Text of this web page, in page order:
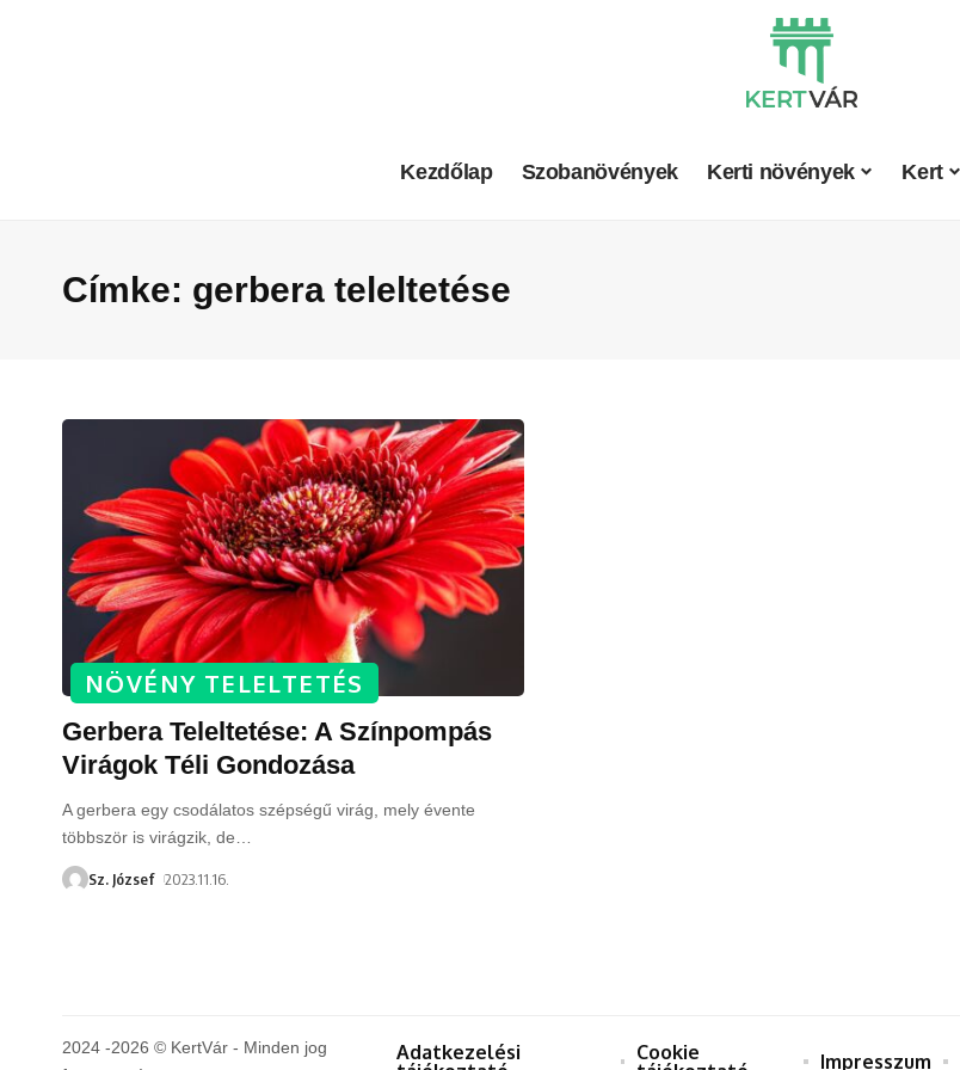
Kezdőlap Szobanövények Kerti növények Kert
Címke: gerbera teleltetése
NÖVÉNY TELELTETÉS
Gerbera Teleltetése: A Színpompás
Virágok Téli Gondozása
A gerbera egy csodálatos szépségű virág, mely évente
többször is virágzik, de
Sz. József 2023.11.16.
2024 -2026 © KertVár - Minden jog
Adatkezelési
Cookie
Impresszum